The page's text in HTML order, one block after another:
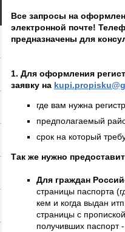
Все запросы на
электронной почте!
предназначены для
1. Для оформления
заявку на
где вам нужна
предполагаемый
срок на который
Так же нужно
Для граждан
страницы паспорта
кем и когда выдан
страницы с
получивших паспорт